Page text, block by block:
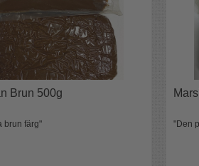
Brun 500g
brun färg" "Den